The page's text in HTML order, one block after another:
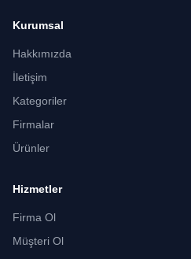
Kurumsal
Hakkımızda
İletişim
Kategoriler
Firmalar
Ürünler
Hizmetler
Firma Ol
Müşteri Ol